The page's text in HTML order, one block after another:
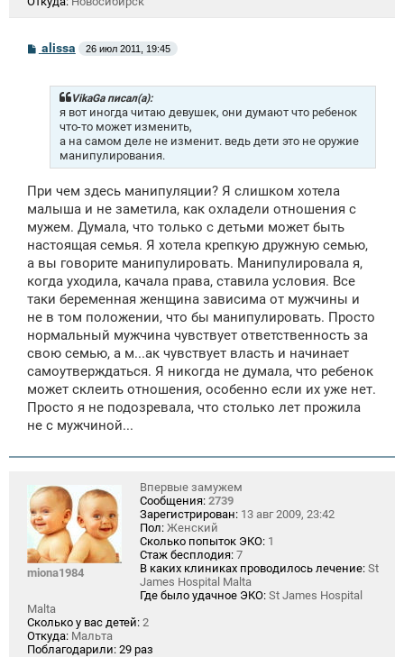
Сalissa 26 июл 2011, 19:45
VikaGa писал(а):
я вот иногда читаю девушек, они думают что ребенок
что-то может изменить,
а на самом деле не изменит. ведь дети это не оружие
манипулирования.
При чем здесь манипуляции? Я слишком хотела
малыша и не заметила, как охладели отношения с
мужем. Думала, что только с детьми может быть
настоящая семья. Я хотела крепкую дружную семью,
а вы говорите манипулировать. Манипулировала я,
когда уходила, качала права, ставила условия. Все
таки беременная женщина зависима от мужчины и
не в том положении, что бы манипулировать. Просто
нормальный мужчина чувствует ответственность за
свою семью, а м...ак чувствует власть и начинает
самоутверждаться. Я никогда не думала, что ребенок
может склеить отношения, особенно если их уже нет.
Просто я не подозревала, что столько лет прожила
не с мужчиной...
miona1984
Впервые замужем
Сообщения: 2739
Зарегистрирован: 13 авг 2009, 23:42
Пол: Женский
Сколько попыток ЭКО: 1
Стаж бесплодия: 7
В каких клиниках проводилось лечение: St
James Hospital Malta
Где было удачное ЭКО: St James Hospital
Malta
Сколько у вас детей: 2
Откуда: Мальта
Поблагодарили: 29 раз